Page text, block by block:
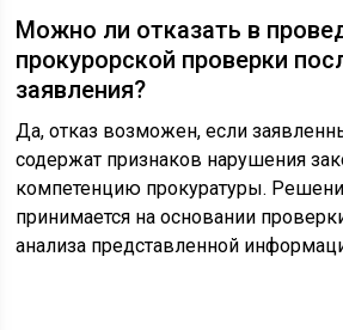
Можно ли отказать в
прокурорской проверки
заявления?
Да, отказ возможен, если
содержат признаков нарушения
компетенцию прокуратуры.
принимается на основании
анализа представленной